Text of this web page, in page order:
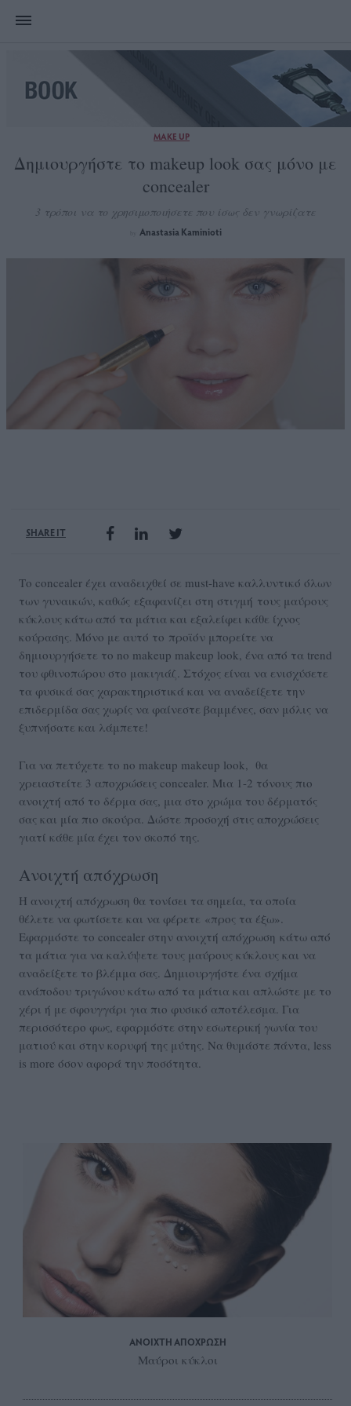
MAKE UP
Δημιουργήστε το makeup look σας μόνο με
concealer
3 τρόποι να το χρησιμοποιήσετε που ίσως δεν γνωρίζατε
Anastasia Kaminioti
SHARE IT
Το concealer έχει αναδειχθεί σε must-have καλλυντικό όλων
των γυναικών, καθώς εξαφανίζει στη στιγμή τους μαύρους
κύκλους κάτω από τα μάτια και εξαλείφει κάθε ίχνος
κούρασης. Μόνο με αυτό το προϊόν μπορείτε να
δημιουργήσετε το no makeup makeup look, ένα από τα trend
του φθινοπώρου στο μακιγιάζ. Στόχος είναι να ενισχύσετε
τα φυσικά σας χαρακτηριστικά και να αναδείξετε την
επιδερμίδα σας χωρίς να φαίνεστε βαμμένες, σαν μόλις να
ξυπνήσατε και λάμπετε!
Για να πετύχετε το no makeup makeup look, θα
χρειαστείτε 3 αποχρώσεις concealer. Μια 1-2 τόνους πιο
ανοιχτή από το δέρμα σας, μια στο χρώμα του δέρματός
σας και μία πιο σκούρα. Δώστε προσοχή στις αποχρώσεις
γιατί κάθε μία έχει τον σκοπό της.
Ανοιχτή απόχρωση
Η ανοιχτή απόχρωση θα τονίσει τα σημεία, τα οποία
θέλετε να φωτίσετε και να φέρετε «προς τα έξω».
Εφαρμόστε το concealer στην ανοιχτή απόχρωση κάτω από
τα μάτια για να καλύψετε τους μαύρους κύκλους και να
αναδείξετε το βλέμμα σας. Δημιουργήστε ένα σχήμα
ανάποδου τριγώνου κάτω από τα μάτια και απλώστε με το
χέρι ή με σφουγγάρι για πιο φυσικό αποτέλεσμα. Για
περισσότερο φως, εφαρμόστε στην εσωτερική γωνία του
ματιού και στην κορυφή της μύτης. Να θυμάστε πάντα, less
is more όσον αφορά την ποσότητα.
ΑΝΟΙΧΤΗ ΑΠΟΧΡΩΣΗ
Μαύροι κύκλοι